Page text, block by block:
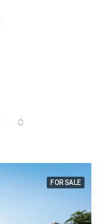
FOR SALE